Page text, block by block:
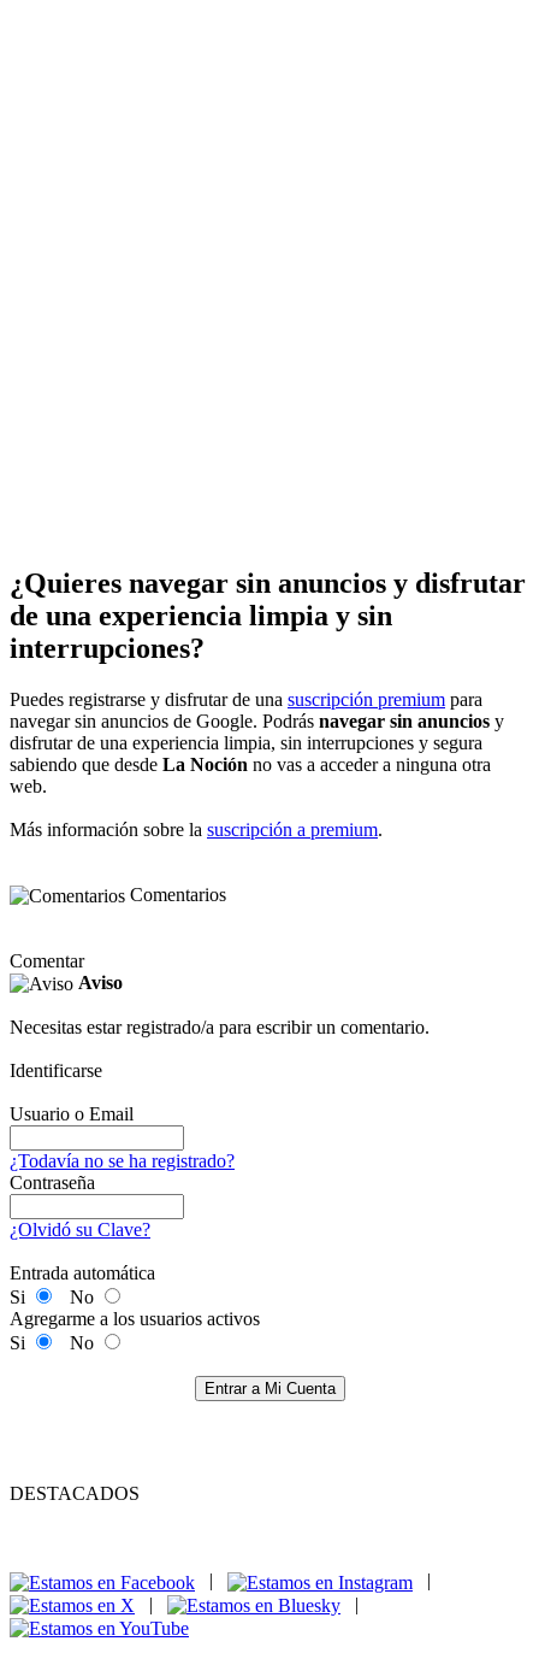
¿Quieres navegar sin anuncios y disfrutar
de una experiencia limpia y sin
interrupciones?
Puedes registrarse y disfrutar de una suscripción premium para
navegar sin anuncios de Google. Podrás navegar sin anuncios y
disfrutar de una experiencia limpia, sin interrupciones y segura
sabiendo que desde La Noción no vas a acceder a ninguna otra
web.
Más información sobre la suscripción a premium.
Comentarios
Comentar
Aviso
Necesitas estar registrado/a para escribir un comentario.
Identificarse
Usuario o Email
¿Todavía no se ha registrado?
Contraseña
¿Olvidó su Clave?
Entrada automática
Si
No
Agregarme a los usuarios activos
Si
No
Entrar a Mi Cuenta
DESTACADOS
|
|